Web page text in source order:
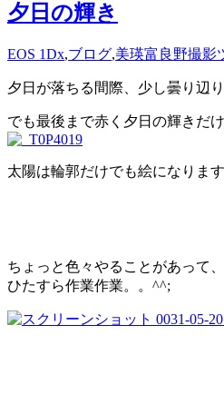
夕日の輝き
EOS 1Dx,ブログ,美瑛富良野撮影
夕日が落ちる間際、少し曇り辺
でも最後まで赤く夕日の輝きだ
太陽は輪郭だけでも絵になります
ちょっと色々やることがあって
ひたすら作業作業。。^^;